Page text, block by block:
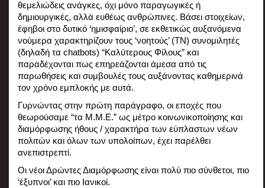
θεμελιώδεις ανάγκες, όχι μόνο παραγωγικές ή
δημιουργικές, αλλά ευθέως ανθρώπινες. Βάσει στοιχείων,
έφηβοι στο δυτικό ‘ημισφαίριο’, σε εκθετικώς αυξανόμενα
νούμερα χαρακτηρίζουν τους ‘νοητούς’ (ΤΝ) συνομιλητές
(δηλαδή τα chatbots) “Καλύτερους Φίλους” και
παραδέχονται πως επηρεάζονται άμεσα από τις
παρωθήσεις και συμβουλές τους αυξάνοντας καθημερινά
τον χρόνο εμπλοκής με αυτά.
Γυρνώντας στην πρώτη παράγραφο, οι εποχές που
θεωρούσαμε “τα M.M.E.” ως μέτρο κοινωνικοποίησης και
διαμόρφωσης ήθους / χαρακτήρα των εύπλαστων νέων
πολιτών και όλων των υπολοίπων, έχει παρέλθει
ανεπιστρεπτί.
Οι νέοι Δρώντες Διαμόρφωσης είναι πολύ πιο σύνθετοι, πιο
‘έξυπνοι’ και πιο Ιανικοί.